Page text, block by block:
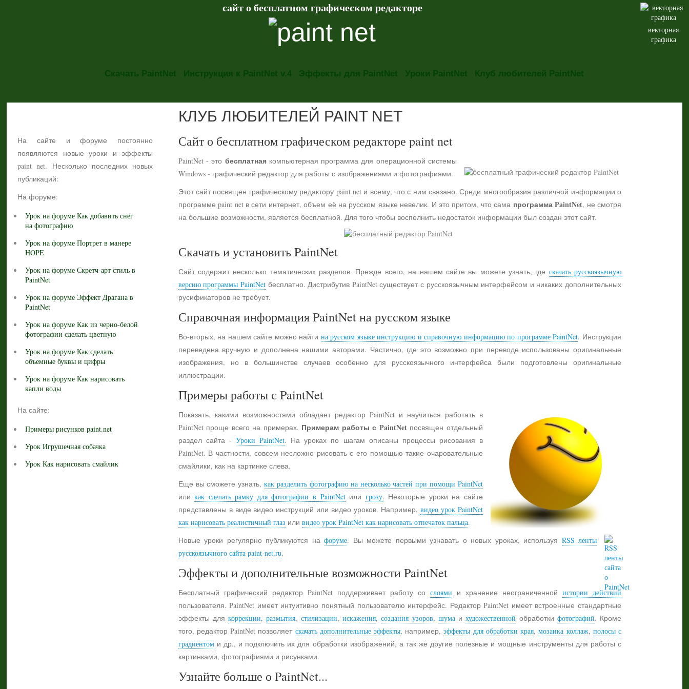
векторная
графика
сайт о бесплатном графическом редакторе
Скачать PaintNet Инструкция к PaintNet v.4 Эффекты для PaintNet Уроки PaintNet Клуб любителей PaintNet
На сайте и форуме постоянно
появляются новые уроки и эффекты
paint net. Несколько последних новых
публикаций:
На форуме:
Урок на форуме Как добавить снег
на фотографию
Урок на форуме Портрет в манере
HOPE
Урок на форуме Скретч-арт стиль в
PaintNet
Урок на форуме Эффект Драгана в
PaintNet
Урок на форуме Как из черно-белой
фотографии сделать цветную
Урок на форуме Как сделать
объемные буквы и цифры
Урок на форуме Как нарисовать
капли воды
На сайте:
Примеры рисунков paint.net
Урок Игрушечная собачка
Урок Как нарисовать смайлик
КЛУБ ЛЮБИТЕЛЕЙ PAINT NET
Сайт о бесплатном графическом редакторе paint net
PaintNet - это бесплатнаякомпьютерная программа для операционной системы
Windows - графический редактор для работы с изображениями и фотографиями.
Этот сайт посвящен графическому редактору paint net и всему, что с ним связано. Среди многообразия различной информации о
программе paint net в сети интернет, объем её на русском языке невелик. И это притом, что сама программа PaintNet, не смотря
на большие возможности, является бесплатной. Для того чтобы восполнить недостаток информации был создан этот сайт.
Скачать и установить PaintNet
Сайт содержит несколько тематических разделов. Прежде всего, на нашем сайте вы можете узнать, где скачать русскоязычную
версию программы PaintNetбесплатно. Дистрибутив PaintNet существует с русскоязычным интерфейсом и никаких дополнительных
русификаторов не требует.
Справочная информация PaintNet на русском языке
Во-вторых, на нашем сайте можно найти на русском языке инструкцию и справочную информацию по программе PaintNet. Инструкция
переведена вручную и дополнена нашими авторами. Частично, где это возможно при переводе использованы оригинальные
изображения, но в большинстве случаев особенно для русскоязычного интерфейса были подготовлены оригинальные
иллюстрации.
Примеры работы с PaintNet
Показать, какими возможностями обладает редактор PaintNet и научиться работать в
PaintNet проще всего на примерах. Примерам работы с PaintNetпосвящен отдельный
раздел сайта -Уроки PaintNet. На уроках по шагам описаны процессы рисования в
PaintNet. В частности, совсем несложно рисовать с его помощью такие очаровательные
смайлики, как на картинке слева.
Еще вы сможете узнать,как разделить фотографию на несколько частей при помощи PaintNet
иликак сделать рамку для фотографии в PaintNetили грозу. Некоторые уроки на сайте
представлены в виде видео инструкций или видео уроков. Например,видео урок PaintNet
как нарисовать реалистичный глаз или видео урок PaintNet как нарисовать отпечаток пальца.
Новые уроки регулярно публикуются нафоруме. Вы можете первыми узнавать о новых уроках, используя RSS ленты
русскоязычного сайта paint-net.ru.
Эффекты и дополнительные возможности PaintNet
Бесплатный графический редактор PaintNet поддерживает работу со слоями и хранение неограниченной истории действий
пользователя. PaintNet имеет интуитивно понятный пользователю интерфейс. Редактор PaintNet имеет встроенные стандартные
эффекты длякоррекции,размытия, стилизации, искажения,создания узоров, шумаихудожественной обработки фотографий. Кроме
того, редактор PaintNet позволяет скачать дополнительные эффекты, например,эффекты для обработки края,мозаика коллаж, полосы с
градиентоми др., и подключить их для обработки изображений, а так же другие полезные и мощные инструменты для работы с
картинками, фотографиями и рисунками.
Узнайте больше о PaintNet...